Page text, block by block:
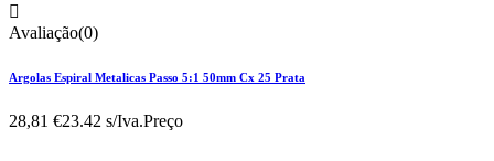

Avaliação(0)
Argolas Espiral Metalicas Passo 5:1 50mm Cx 25 Prata
28,81 €23.42 s/Iva.Preço